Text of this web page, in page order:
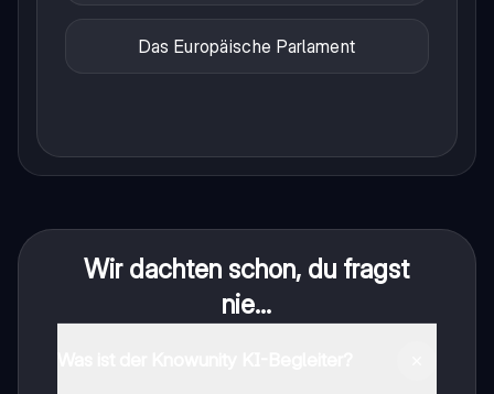
Das Europäische Parlament
Wir dachten schon, du fragst
nie...